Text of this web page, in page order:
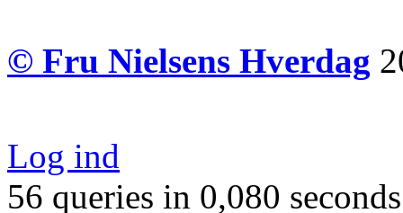
© Fru Nielsens Hverdag
Log ind
56 queries in 0,080